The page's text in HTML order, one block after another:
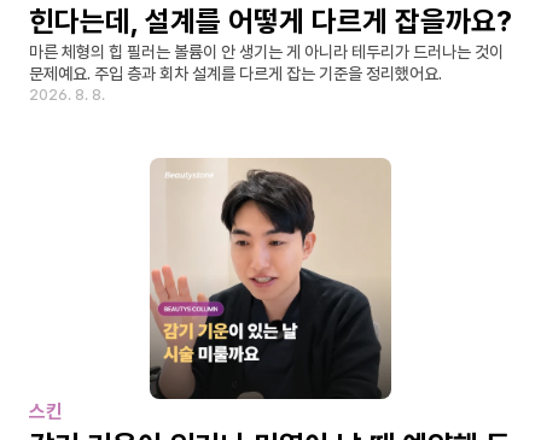
힌다는데, 설계를 어떻게 다르게 잡을까요?
마른 체형의 힙 필러는 볼륨이 안 생기는 게 아니라 테두리가 드러나는 것이
문제예요. 주입 층과 회차 설계를 다르게 잡는 기준을 정리했어요.
2026. 8. 8.
스킨